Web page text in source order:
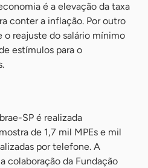
é a elevação da taxa
conter a inflação. Por outro
o reajuste do salário mínimo
estímulos para o
SP é realizada
de 1,7 mil MPEs e mil
por telefone. A
colaboração da Fundação